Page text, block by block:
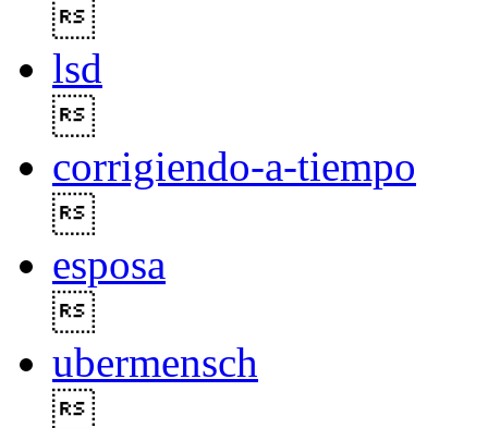
lsd
corrigiendo-a-tiempo
esposa
ubermensch